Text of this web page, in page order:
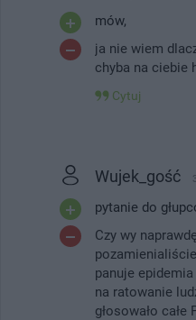
mów,
ja nie wiem
chyba na ciebie
Cytuj
Wujek_gość
pytanie do
Czy wy
panuje
na ratowanie
głosowało całe